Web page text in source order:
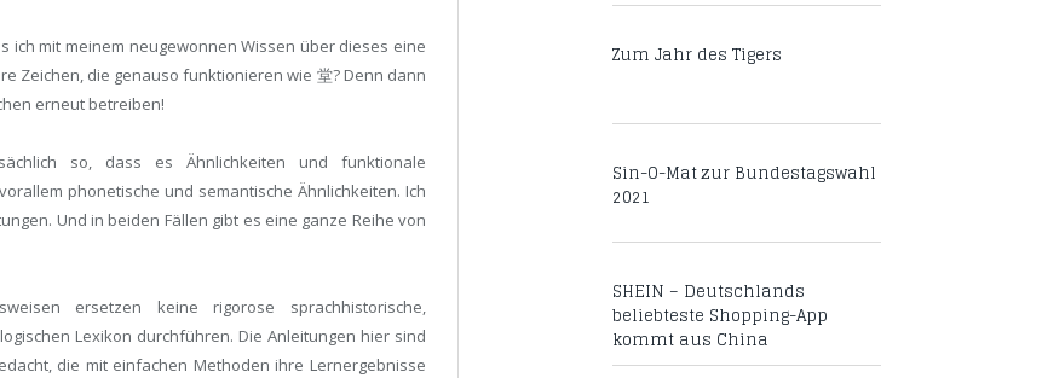
ich mit meinem neugewonnen Wissen über dieses eine
Zeichen, die genauso funktionieren wie 堂? Denn dann
erneut betreiben!
so, dass es Ähnlichkeiten und funktionale
phonetische und semantische Ähnlichkeiten. Ich
Und in beiden Fällen gibt es eine ganze Reihe von
ersetzen keine rigorose sprachhistorische,
Lexikon durchführen. Die Anleitungen hier sind
die mit einfachen Methoden ihre Lernergebnisse
Zum Jahr des Tigers
Sin-O-Mat zur Bundestagswahl
2021
SHEIN – Deutschlands
beliebteste Shopping-App
kommt aus China